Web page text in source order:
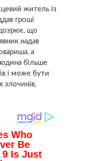
житель із
гроші
що
надав
а
більше
і може бути
злочинів,